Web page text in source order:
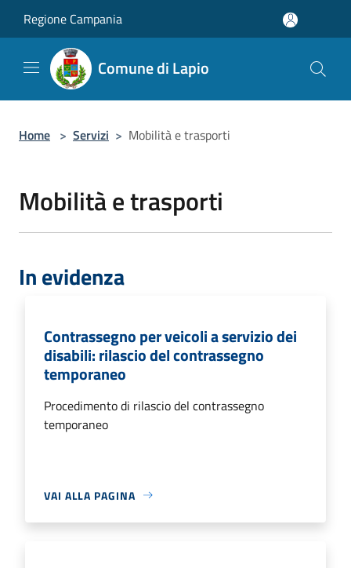
Regione Campania
Comune di Lapio
Home > Servizi > Mobilità e trasporti
Mobilità e trasporti
In evidenza
Contrassegno per veicoli a servizio dei
disabili: rilascio del contrassegno
temporaneo
Procedimento di rilascio del contrassegno
temporaneo
VAI ALLA PAGINA